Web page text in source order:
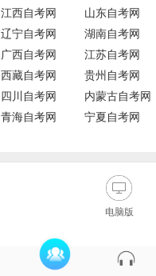
江西自考网
山东自考网
辽宁自考网
湖南自考网
广西自考网
江苏自考网
西藏自考网
贵州自考网
四川自考网
内蒙古自考网
青海自考网
宁夏自考网
电脑版